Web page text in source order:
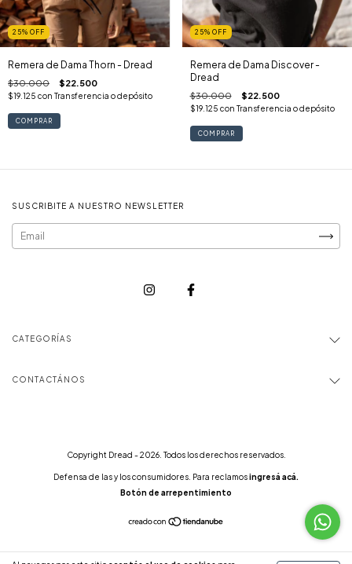
25% OFF
Remera de Dama Thorn - Dread
$30.000 $22.500
$19.125 con Transferencia o depósito
COMPRAR
25% OFF
Remera de Dama Discover -
Dread
$30.000 $22.500
$19.125 con Transferencia o depósito
COMPRAR
SUSCRIBITE A NUESTRO NEWSLETTER
CATEGORÍAS
CONTACTÁNOS
Copyright Dread - 2026. Todos los derechos reservados.
Defensa de las y los consumidores. Para reclamosingresá acá.
Botón de arrepentimiento